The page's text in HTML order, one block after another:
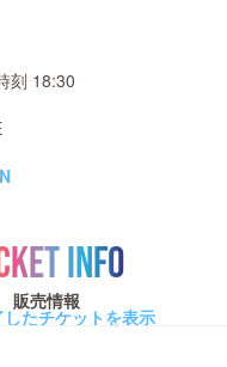
刻 18:30
INFO
販売情報
たチケットを表示